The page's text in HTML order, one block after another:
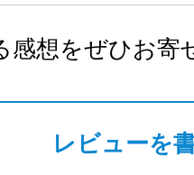
感想をぜひお寄
レビューを